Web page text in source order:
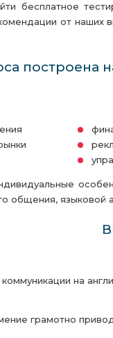
бесплатное
от наших
построена
общения, языковой
на
грамотно